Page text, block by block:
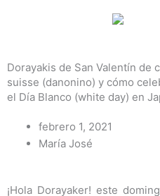
Dorayakis de San Valentín de
suisse (danonino) y cómo
el Día Blanco (white day) en
febrero 1, 2021
María José
¡Hola Dorayaker! este